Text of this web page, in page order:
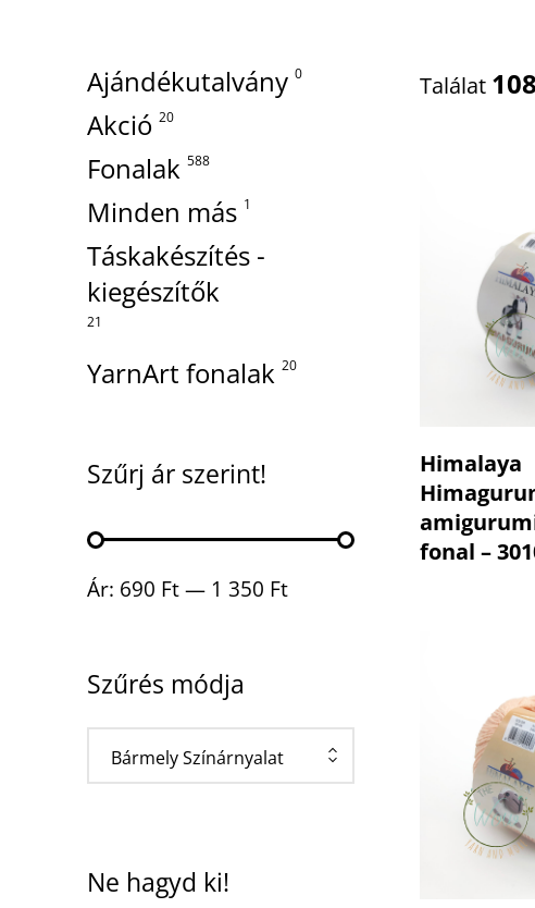
Ajándékutalvány 0
Akció 20
Fonalak 588
Minden más 1
Táskakészítés -
kiegészítők
21
YarnArt fonalak 20
Szűrj ár szerint!
Min ár
Max ár
Ár: 690 Ft — 1 350 Ft
Szűrés módja
Bármely Színárnyalat
Ne hagyd ki!
Találat 108
Himalaya
fonal –